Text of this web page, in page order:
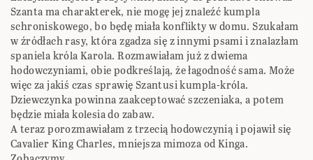
Szanta ma charakterek, nie mogę jej znaleźć kumpla
schroniskowego, bo będę miała konflikty w domu. Szukałam
w źródłach rasy, która zgadza się z innymi psami i znalazłam
spaniela króla Karola. Rozmawiałam już z dwiema
hodowczyniami, obie podkreślają, że łagodność sama. Może
więc za jakiś czas sprawię Szantusi kumpla-króla.
Dziewczynka powinna zaakceptować szczeniaka, a potem
będzie miała kolesia do zabaw.
A teraz porozmawiałam z trzecią hodowczynią i pojawił się
Cavalier King Charles, mniejsza mimoza od Kinga.